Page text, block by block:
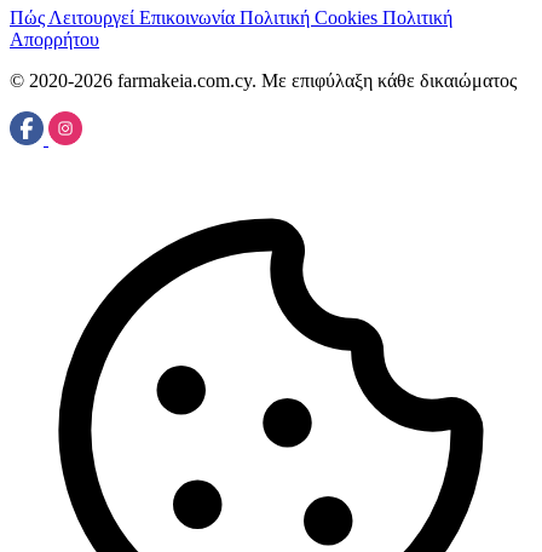
Πώς Λειτουργεί Επικοινωνία Πολιτική Cookies Πολιτική
Απορρήτου
© 2020-2026 farmakeia.com.cy. Με επιφύλαξη κάθε δικαιώματος